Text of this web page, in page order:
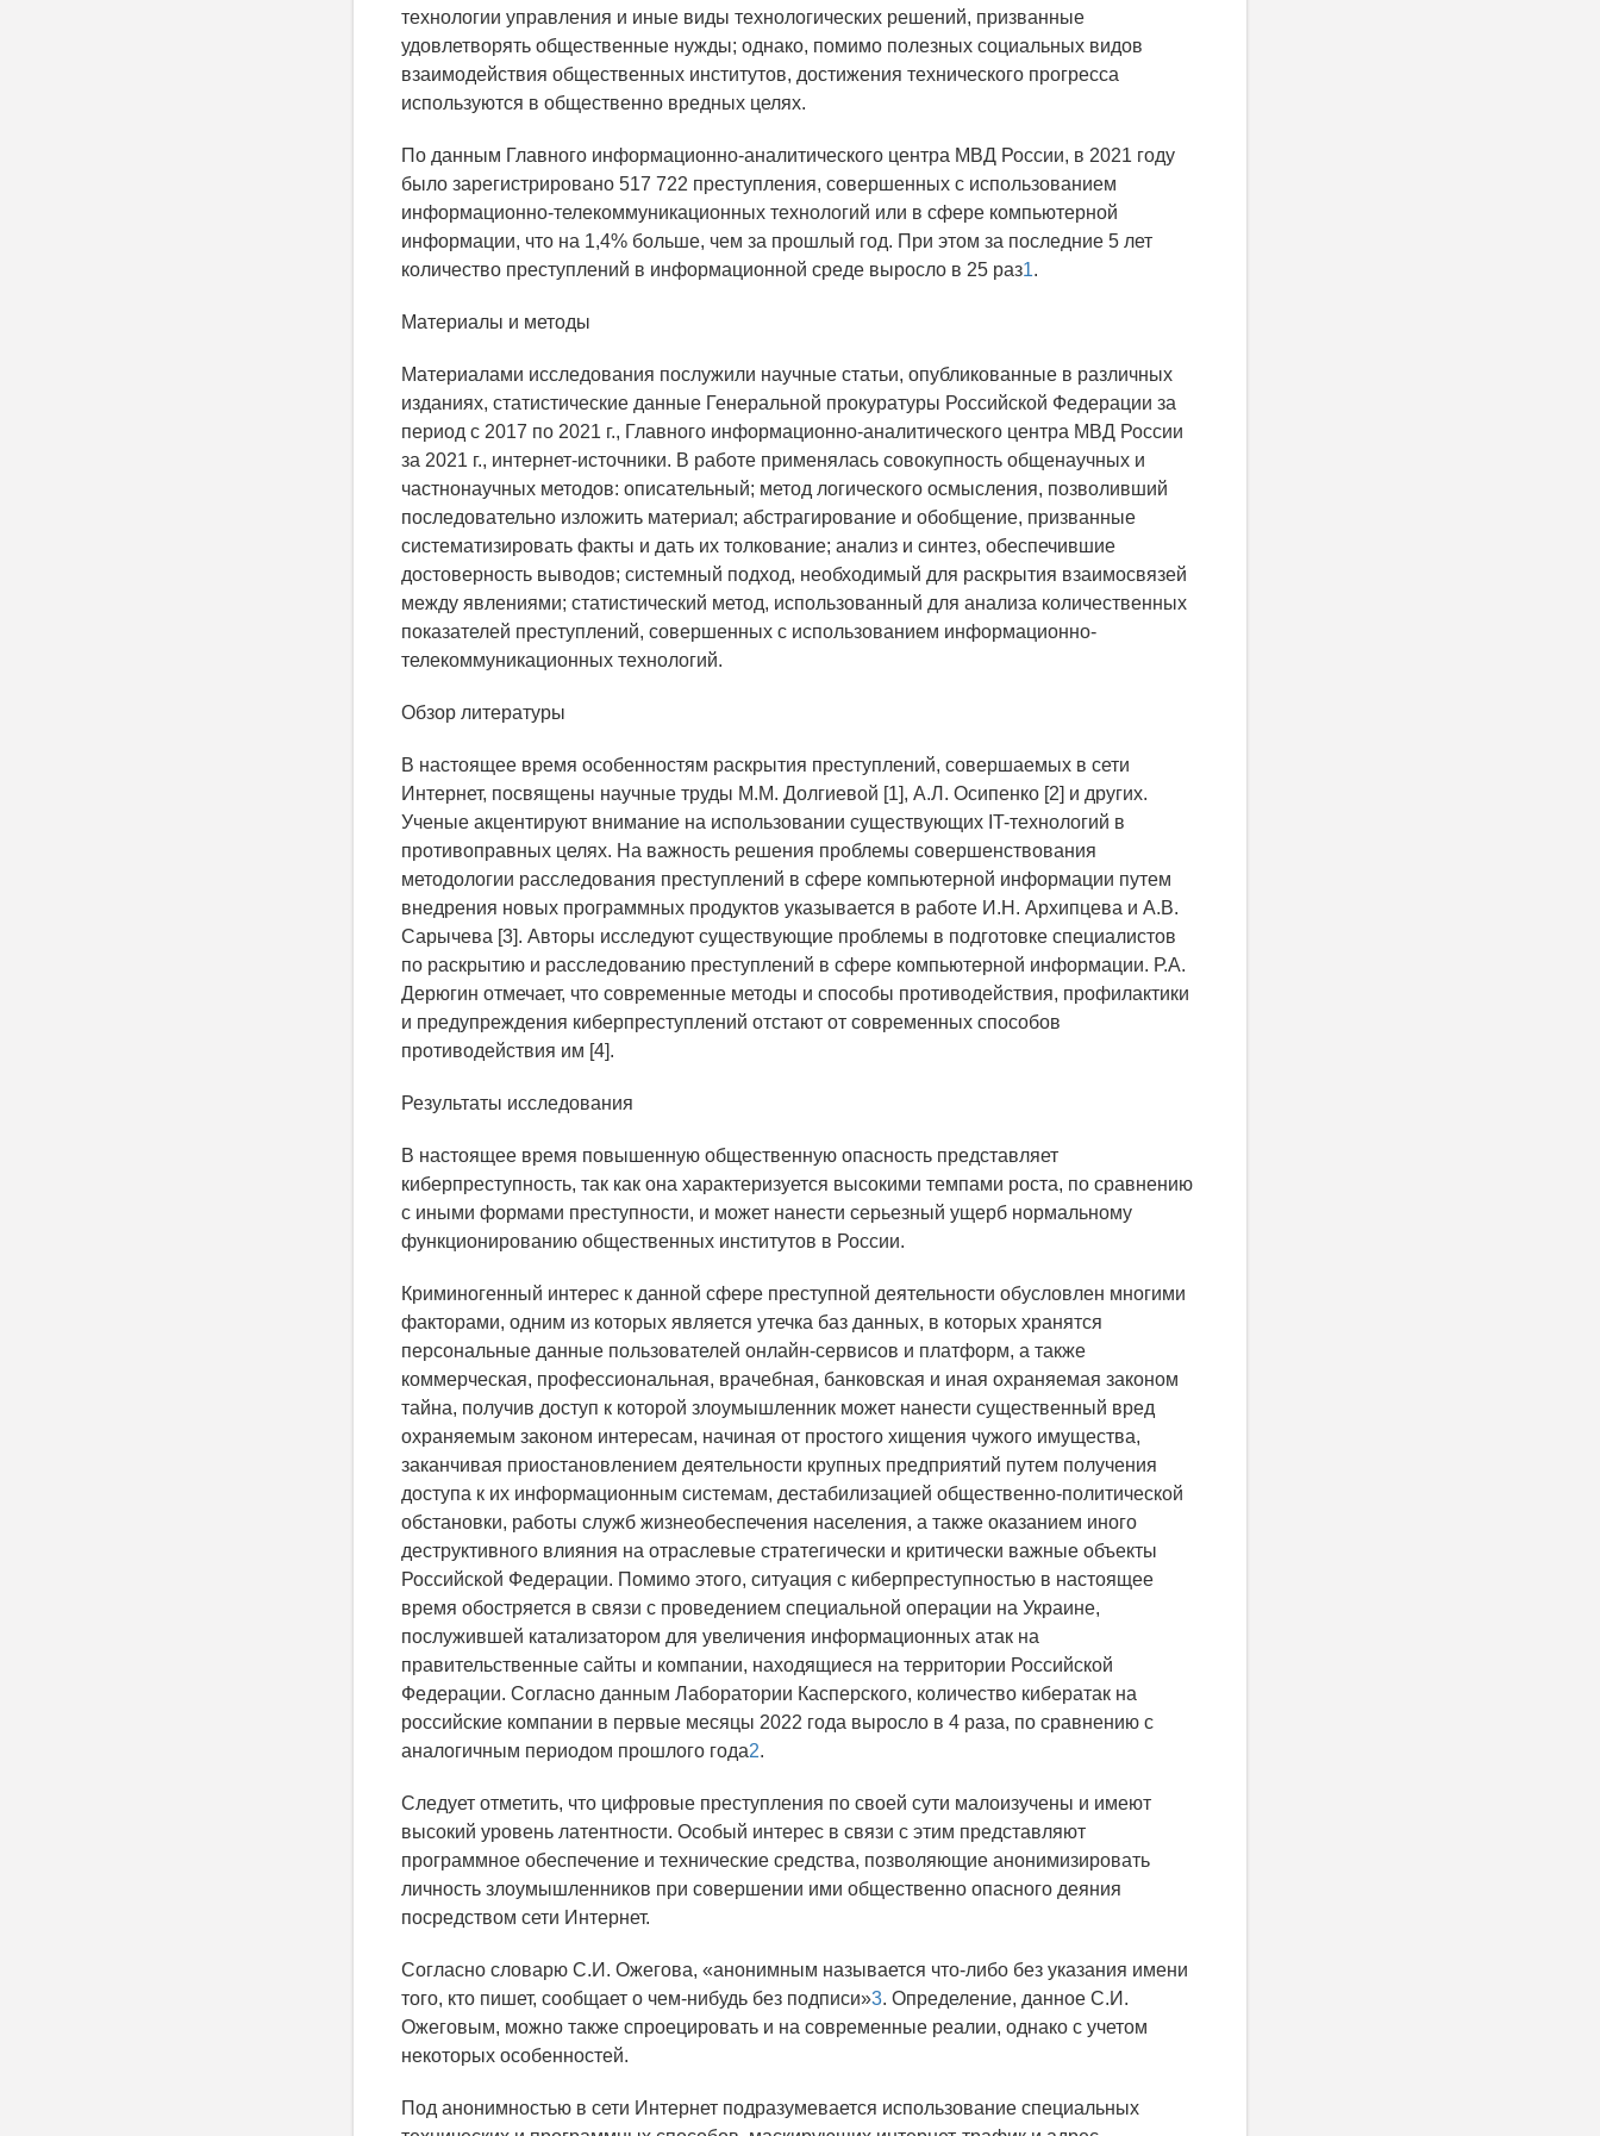
технологии управления и иные виды технологических решений, призванные
удовлетворять общественные нужды; однако, помимо полезных социальных видов
взаимодействия общественных институтов, достижения технического прогресса
используются в общественно вредных целях.
По данным Главного информационно-аналитического центра МВД России, в 2021 году
было зарегистрировано 517 722 преступления, совершенных с использованием
информационно-телекоммуникационных технологий или в сфере компьютерной
информации, что на 1,4% больше, чем за прошлый год. При этом за последние 5 лет
количество преступлений в информационной среде выросло в 25 раз1.
Материалы и методы
Материалами исследования послужили научные статьи, опубликованные в различных
изданиях, статистические данные Генеральной прокуратуры Российской Федерации за
период с 2017 по 2021 г., Главного информационно-аналитического центра МВД России
за 2021 г., интернет-источники. В работе применялась совокупность общенаучных и
частнонаучных методов: описательный; метод логического осмысления, позволивший
последовательно изложить материал; абстрагирование и обобщение, призванные
систематизировать факты и дать их толкование; анализ и синтез, обеспечившие
достоверность выводов; системный подход, необходимый для раскрытия взаимосвязей
между явлениями; статистический метод, использованный для анализа количественных
показателей преступлений, совершенных с использованием информационно-
телекоммуникационных технологий.
Обзор литературы
В настоящее время особенностям раскрытия преступлений, совершаемых в сети
Интернет, посвящены научные труды М.М. Долгиевой [1], А.Л. Осипенко [2] и других.
Ученые акцентируют внимание на использовании существующих IT-технологий в
противоправных целях. На важность решения проблемы совершенствования
методологии расследования преступлений в сфере компьютерной информации путем
внедрения новых программных продуктов указывается в работе И.Н. Архипцева и А.В.
Сарычева [3]. Авторы исследуют существующие проблемы в подготовке специалистов
по раскрытию и расследованию преступлений в сфере компьютерной информации. Р.А.
Дерюгин отмечает, что современные методы и способы противодействия, профилактики
и предупреждения киберпреступлений отстают от современных способов
противодействия им [4].
Результаты исследования
В настоящее время повышенную общественную опасность представляет
киберпреступность, так как она характеризуется высокими темпами роста, по сравнению
с иными формами преступности, и может нанести серьезный ущерб нормальному
функционированию общественных институтов в России.
Криминогенный интерес к данной сфере преступной деятельности обусловлен многими
факторами, одним из которых является утечка баз данных, в которых хранятся
персональные данные пользователей онлайн-сервисов и платформ, а также
коммерческая, профессиональная, врачебная, банковская и иная охраняемая законом
тайна, получив доступ к которой злоумышленник может нанести существенный вред
охраняемым законом интересам, начиная от простого хищения чужого имущества,
заканчивая приостановлением деятельности крупных предприятий путем получения
доступа к их информационным системам, дестабилизацией общественно-политической
обстановки, работы служб жизнеобеспечения населения, а также оказанием иного
деструктивного влияния на отраслевые стратегически и критически важные объекты
Российской Федерации. Помимо этого, ситуация с киберпреступностью в настоящее
время обостряется в связи с проведением специальной операции на Украине,
послужившей катализатором для увеличения информационных атак на
правительственные сайты и компании, находящиеся на территории Российской
Федерации. Согласно данным Лаборатории Касперского, количество кибератак на
российские компании в первые месяцы 2022 года выросло в 4 раза, по сравнению с
аналогичным периодом прошлого года2.
Следует отметить, что цифровые преступления по своей сути малоизучены и имеют
высокий уровень латентности. Особый интерес в связи с этим представляют
программное обеспечение и технические средства, позволяющие анонимизировать
личность злоумышленников при совершении ими общественно опасного деяния
посредством сети Интернет.
Согласно словарю С.И. Ожегова, «анонимным называется что-либо без указания имени
того, кто пишет, сообщает о чем-нибудь без подписи»3. Определение, данное С.И.
Ожеговым, можно также спроецировать и на современные реалии, однако с учетом
некоторых особенностей.
Под анонимностью в сети Интернет подразумевается использование специальных